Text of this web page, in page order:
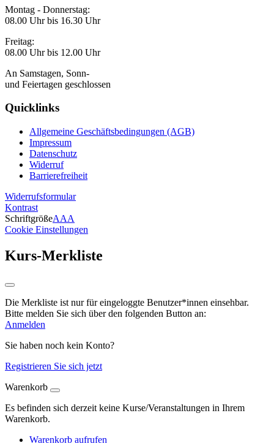
Montag - Donnerstag:
08.00 Uhr bis 16.30 Uhr
Freitag:
08.00 Uhr bis 12.00 Uhr
An Samstagen, Sonn-
und Feiertagen geschlossen
Quicklinks
Allgemeine Geschäftsbedingungen (AGB)
Impressum
Datenschutz
Widerruf
Barrierefreiheit
Widerrufsformular
Kontrast
SchriftgrößeAAA
Cookie Einstellungen
Kurs-Merkliste
Die Merkliste ist nur für eingeloggte Benutzer*innen einsehbar.
Bitte melden Sie sich über den folgenden Button an:
Anmelden
Sie haben noch kein Konto?
Registrieren Sie sich jetzt
Warenkorb
Es befinden sich derzeit keine Kurse/Veranstaltungen in Ihrem
Warenkorb.
Warenkorb aufrufen